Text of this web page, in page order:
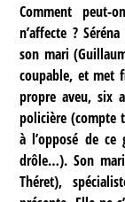
Comment peut-
n’affecte ?
son mari
coupable, et met
propre aveu, six
policière (compte
à l’opposé de
drôle…). Son
Théret),